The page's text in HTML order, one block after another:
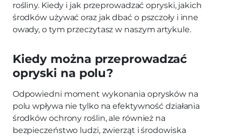
rośliny. Kiedy i jak przeprowadzać opryski, jakich
środków używać oraz jak dbać o pszczoły i inne
owady, o tym przeczytasz w naszym artykule.
Kiedy można przeprowadzać
opryski na polu?
Odpowiedni moment wykonania oprysków na
polu wpływa nie tylko na efektywność działania
środków ochrony roślin, ale również na
bezpieczeństwo ludzi, zwierząt i środowiska